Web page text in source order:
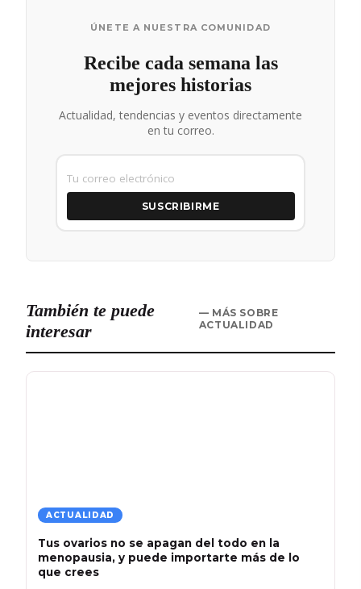
ÚNETE A NUESTRA COMUNIDAD
Recibe cada semana las
mejores historias
Actualidad, tendencias y eventos directamente
en tu correo.
SUSCRIBIRME
También te puede
interesar
— MÁS SOBRE
ACTUALIDAD
ACTUALIDAD
Tus ovarios no se apagan del todo en la
menopausia, y puede importarte más de lo
que crees